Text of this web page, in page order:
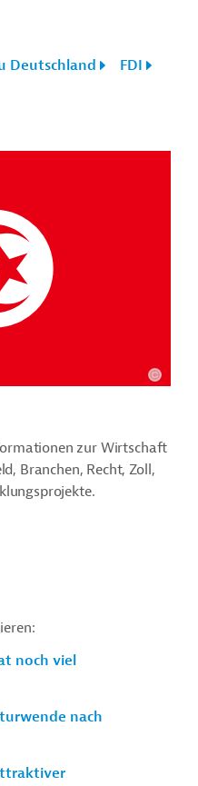
Deutschland
FDI
zur Wirtschaft
Branchen, Recht, Zoll,
noch viel
nach